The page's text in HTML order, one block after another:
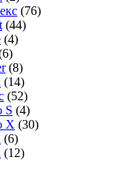
(76)
(44)
(4)
(8)
(14)
(52)
S (4)
X (30)
(6)
(12)